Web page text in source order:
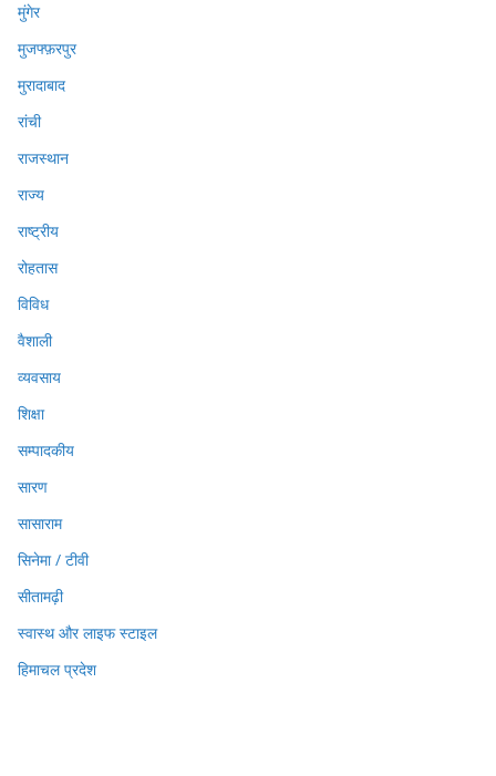
मुंगेर
मुजफ्फ़रपुर
मुरादाबाद
रांची
राजस्थान
राज्य
राष्ट्रीय
रोहतास
विविध
वैशाली
व्यवसाय
शिक्षा
सम्पादकीय
सारण
सासाराम
सिनेमा / टीवी
सीतामढ़ी
स्वास्थ और लाइफ स्टाइल
हिमाचल प्रदेश